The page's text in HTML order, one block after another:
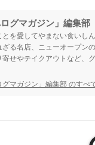
ログマガジン」編集部
とを愛してやまない食いし
ざる名店、ニューオープン
寄せやテイクアウトなど、
グマガジン」編集部 のすべ